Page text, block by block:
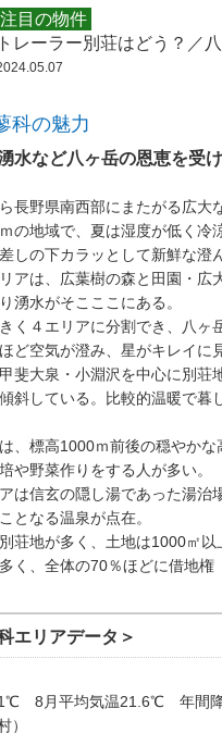
注目の物件
トレーラー別荘はどう？／
科の魅力
水など八ヶ岳の恩恵を受
長野県南西部にまたがる広大
の地域で、夏は湿度が低く冷涼
しの下カラッとして新鮮な澄
アは、広葉樹の森と田園・広
湧水がそこここにある。
く４エリアに分割でき、八ヶ
ど空気が澄み、星がキレイに
斐大泉・小淵沢を中心に別荘
斜している。比較的温暖で暮
、標高1000ｍ前後の穏やか
や野菜作りをする人が多い。
は信玄の隠し湯であった湯治
となる温泉が点在。
荘地が多く、土地は1000㎡
く、全体の70％ほどに借地権
エリアデータ＞
8月平均気温21.6℃ 年間
）